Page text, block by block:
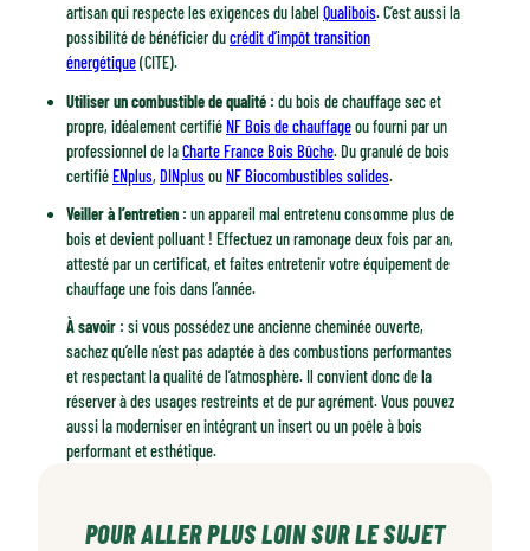
artisan qui respecte les exigences du label Qualibois. C’est aussi la
possibilité de bénéficier ducrédit d’impôt transition
énergétique(CITE).
Utiliser un combustible de qualité : du bois de chauffage sec et
propre, idéalement certifiéNF Bois de chauffageou fourni par un
professionnel de laCharte France Bois Bûche. Du granulé de bois
certifiéENplus, DINplusouNF Biocombustibles solides.
Veiller à l’entretien : un appareil mal entretenu consomme plus de
bois et devient polluant ! Effectuez un ramonage deux fois par an,
attesté par un certificat, et faites entretenir votre équipement de
chauffage une fois dans l’année.
À savoir : si vous possédez une ancienne cheminée ouverte,
sachez qu’elle n’est pas adaptée à des combustions performantes
et respectant la qualité de l’atmosphère. Il convient donc de la
réserver à des usages restreints et de pur agrément. Vous pouvez
aussi la moderniser en intégrant un insert ou un poêle à bois
performant et esthétique.
POUR ALLER PLUS LOIN SUR LE SUJET